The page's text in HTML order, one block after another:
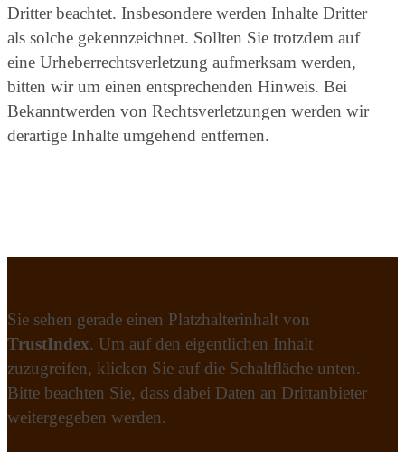
Dritter beachtet. Insbesondere werden Inhalte Dritter
als solche gekennzeichnet. Sollten Sie trotzdem auf
eine Urheberrechtsverletzung aufmerksam werden,
bitten wir um einen entsprechenden Hinweis. Bei
Bekanntwerden von Rechtsverletzungen werden wir
derartige Inhalte umgehend entfernen.
Sie sehen gerade einen Platzhalterinhalt von
TrustIndex. Um auf den eigentlichen Inhalt
zuzugreifen, klicken Sie auf die Schaltfläche unten.
Bitte beachten Sie, dass dabei Daten an Drittanbieter
weitergegeben werden.